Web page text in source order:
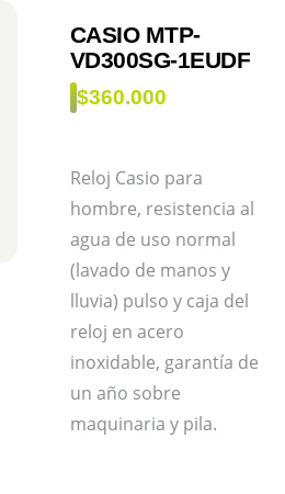
CASIO MTP-
VD300SG-1EUDF
$360.000
Reloj Casio para
hombre, resistencia al
agua de uso normal
(lavado de manos y
lluvia) pulso y caja del
reloj en acero
inoxidable, garantía de
un año sobre
maquinaria y pila.